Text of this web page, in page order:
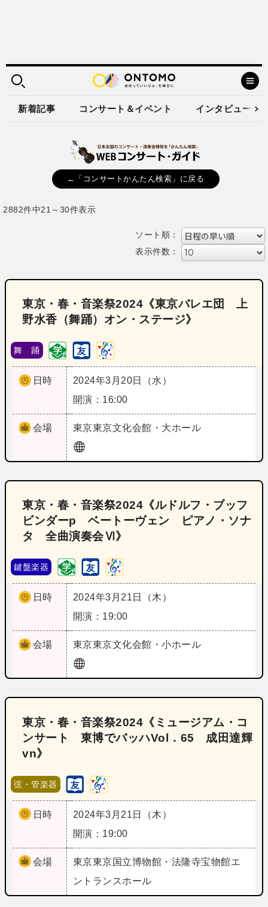
新着記事 コンサート＆イベント インタビュー
←「コンサートかんたん検索」に戻る
2882件中21～30件表示
ソート順：
表示件数：
東京・春・音楽祭2024《東京バレエ団 上
野水香（舞踊）オン・ステージ》
舞 踊
日時
2024年3月20日（水）
開演：16:00
会場 東京東京文化会館・大ホール
東京・春・音楽祭2024《ルドルフ・ブッフ
ビンダーp ベートーヴェン ピアノ・ソナ
タ 全曲演奏会Ⅵ》
鍵盤楽器
日時
2024年3月21日（木）
開演：19:00
会場 東京東京文化会館・小ホール
東京・春・音楽祭2024《ミュージアム・コ
ンサート 東博でバッハVol．65 成田達輝
vn》
弦・管楽器
日時
2024年3月21日（木）
開演：19:00
会場 東京東京国立博物館・法隆寺宝物館エ
ントランスホール